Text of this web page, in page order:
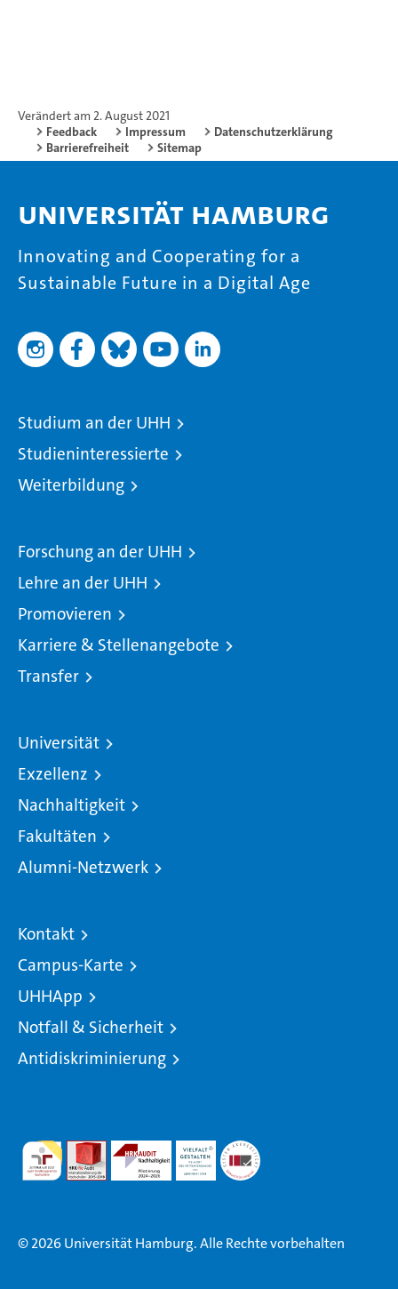
Verändert am 2. August 2021
Feedback
Impressum
Datenschutzerklärung
Barrierefreiheit
Sitemap
Universität Hamburg
Innovating and Cooperating for a
Sustainable Future in a Digital Age
Studium an der UHH
Studieninteressierte
Weiterbildung
Forschung an der UHH
Lehre an der UHH
Promovieren
Karriere & Stellenangebote
Transfer
Universität
Exzellenz
Nachhaltigkeit
Fakultäten
Alumni-Netzwerk
Kontakt
Campus-Karte
UHHApp
Notfall & Sicherheit
Antidiskriminierung
© 2026 Universität Hamburg. Alle Rechte vorbehalten